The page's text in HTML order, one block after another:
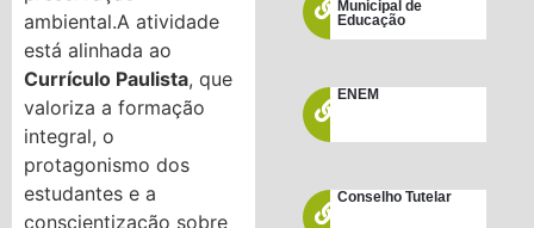
ambiental.A atividade
está alinhada ao
Currículo Paulista, que
valoriza a formação
integral, o
protagonismo dos
estudantes e a
conscientização sobre
Municipal de
Educação
ENEM
Conselho Tutelar